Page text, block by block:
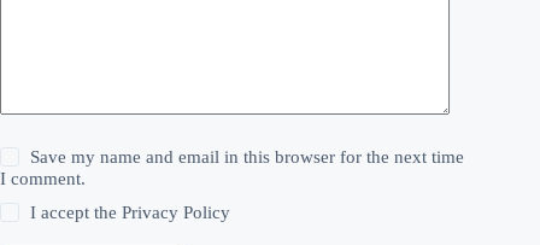
Save my name and email in this browser for the next time
I comment.
I accept thePrivacy Policy